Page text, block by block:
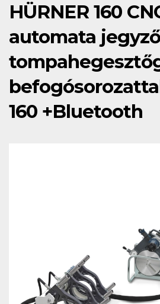
HÜRNER 160
automata
160 +Bluetooth